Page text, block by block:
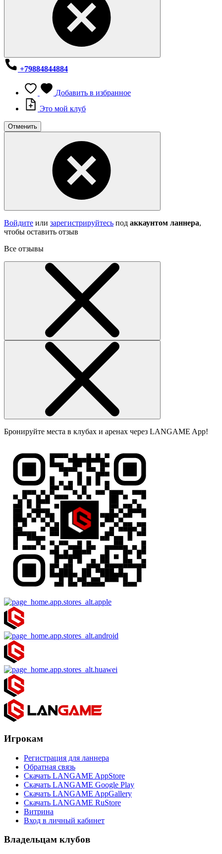
+79884844884
Добавить в избранное
Это мой клуб
Отменить
Войдите или зарегистрируйтесь под аккаунтом ланнера,
чтобы оставить отзыв
Все отзывы
Бронируйте места в клубах и аренах через LANGAME App!
Игрокам
Регистрация для ланнера
Обратная связь
Скачать LANGAME AppStore
Скачать LANGAME Google Play
Скачать LANGAME AppGallery
Скачать LANGAME RuStore
Витрина
Вход в личный кабинет
Владельцам клубов